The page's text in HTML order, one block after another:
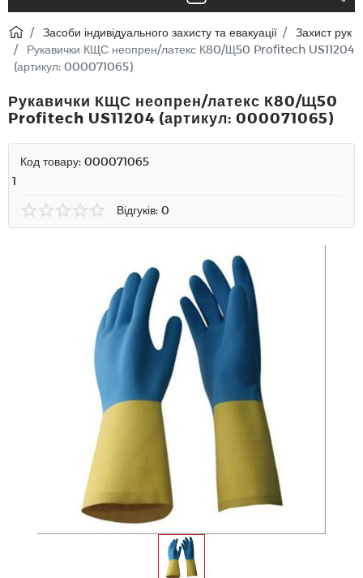
Засоби індивідуального захисту та евакуації
Захист рук
Рукавички КЩС неопрен/латекс К80/Щ50 Profitech US11204
(артикул: 000071065)
Рукавички КЩС неопрен/латекс К80/Щ50
Profitech US11204 (артикул: 000071065)
Код товару: 000071065
1
Відгуків: 0